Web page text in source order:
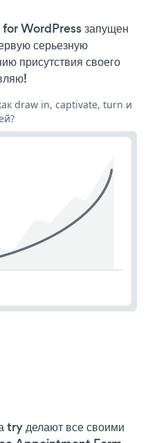
WordPress запущен
серьезную
присутствия своего
draw in, captivate, turn и
try делают все своими